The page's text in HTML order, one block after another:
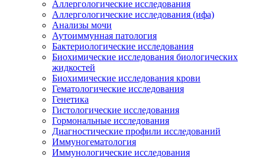
Аллергологические исследования
Аллергологические исследования (ифа)
Анализы мочи
Аутоиммунная патология
Бактериологические исследования
Биохимические исследования биологических
жидкостей
Биохимические исследования крови
Гематологические исследования
Генетика
Гистологические исследования
Гормональные исследования
Диагностические профили исследований
Иммуногематология
Иммунологические исследования